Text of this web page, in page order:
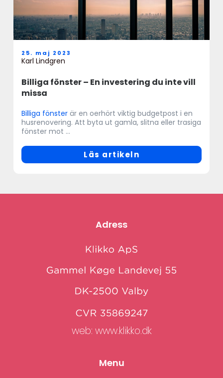
Billiga fönster – En investering du inte vill
missa
25. maj 2023
Karl Lindgren
Billiga fönster är en oerhört viktig budgetpost i en
husrenovering. Att byta ut gamla, slitna eller trasiga
fönster mot ...
Läs artikeln
Adress
web: www.klikko.dk
Menu